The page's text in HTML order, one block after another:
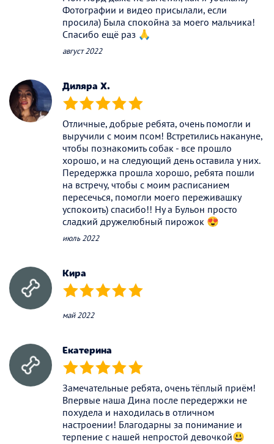
Фотографии и видео присылали, если
просила) Была спокойна за моего мальчика!
Спасибо ещё раз 🙏
август 2022
Диляра Х.
(*) (*) (*) (*) (*)
Отличные, добрые ребята, очень помогли и
выручили с моим псом! Встретились накануне,
чтобы познакомить собак - все прошло
хорошо, и на следующий день оставила у них.
Передержка прошла хорошо, ребята пошли
на встречу, чтобы с моим расписанием
пересечься, помогли моего переживашку
успокоить) спасибо!! Ну а Бульон просто
сладкий дружелюбный пирожок 😍
июль 2022
Кира
(*) (*) (*) (*) (*)
май 2022
Екатерина
(*) (*) (*) (*) (*)
Замечательные ребята, очень тёплый приём!
Впервые наша Дина после передержки не
похудела и находилась в отличном
настроении! Благодарны за понимание и
терпение с нашей непростой девочкой😃